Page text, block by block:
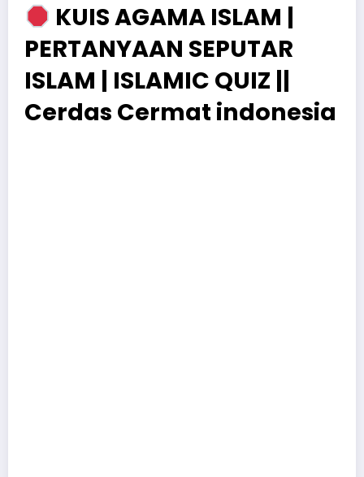
KUIS AGAMA ISLAM |
PERTANYAAN SEPUTAR
ISLAM | ISLAMIC QUIZ ||
Cerdas Cermat indonesia